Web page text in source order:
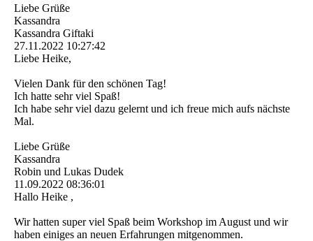
Liebe Grüße
Kassandra
Kassandra Giftaki
27.11.2022 10:27:42
Liebe Heike,
Vielen Dank für den schönen Tag!
Ich hatte sehr viel Spaß!
Ich habe sehr viel dazu gelernt und ich freue mich aufs nächste
Mal.
Liebe Grüße
Kassandra
Robin und Lukas Dudek
11.09.2022 08:36:01
Hallo Heike ,
Wir hatten super viel Spaß beim Workshop im August und wir
haben einiges an neuen Erfahrungen mitgenommen.